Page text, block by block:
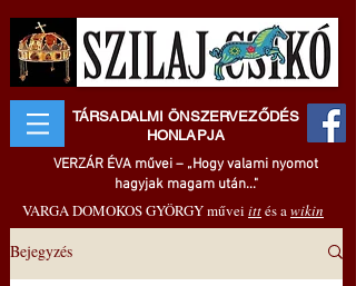
TÁRSADALMI ÖNSZERVEZŐDÉS
HONLAPJA
VERZÁR ÉVA művei – „Hogy valami nyomot
hagyjak magam után..."
VARGA DOMOKOS GYÖRGY művei ittés awikin
Bejegyzés